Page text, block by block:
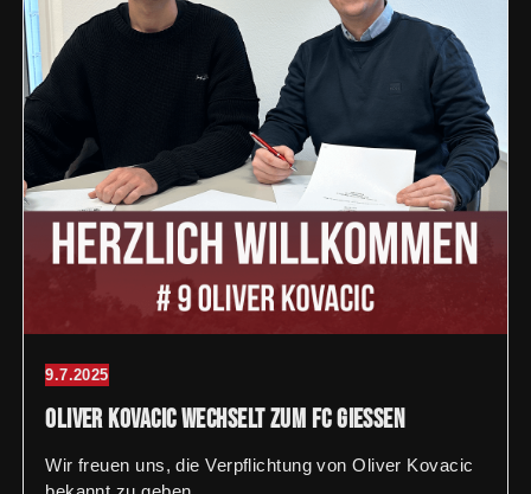
9.7.2025
Oliver Kovacic wechselt zum FC Giessen
Wir freuen uns, die Verpflichtung von Oliver Kovacic